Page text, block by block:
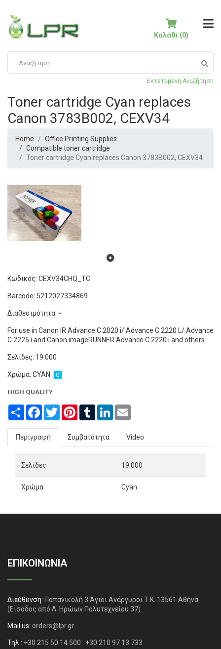
Εκτεταμένη Αναζήτηση
Καλάθι (0)
Toner cartridge Cyan replaces
Canon 3783B002, CEXV34
Home
Office Printing Supplies
Compatible toner cartridge
Toner cartridge Cyan replaces Canon 3783B002, CEXV34
Κωδικός: CEXV34CHQ_TC
Barcode: 5212027334869
Διαθεσιμότητα: -
For use in Canon IR Advance C 2020 i/ Advance C 2220 L/ Advance
C 2225 i and Canon imageRUNNER Advance C 2220 i and others
Σελίδες: 19.000
Χρώμα: CYAN
HIGH QUALITY
Share Facebook
TwitterPinterestTumblrLinkedIn
Περιγραφή Συμβατότητα Video
Σελίδες 19.000
Χρώμα Cyan
ΕΠΙΚΟΙΝΩΝΙΑ
Διεύθυνση: Παπανικολή 3 Άγιοι Ανάργυροι Τ.Κ. 13561 Αθήνα
(Είσοδος από Λ. Ηρώων Πολυτεχνείου 37)
Mail us: orders@lpr.gr
Τηλ.: +30 215 50 14 500 +30 210 97 13 733